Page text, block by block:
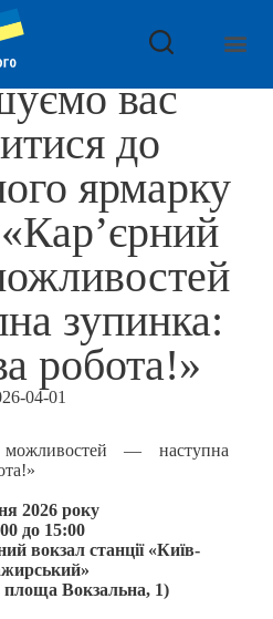
вас
до
ярмарку
зупинка:
робота!»
04-01
можливостей — наступна
2026 року
до 15:00
вокзал станції «Київ-
площа Вокзальна, 1)